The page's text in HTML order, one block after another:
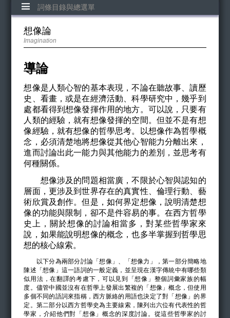
詞條目錄與總選單
想像論
Imagination
導論
想像是人類心智的基本表現，不論在聽故事、讀歷
史、看畫，或是在經濟活動、科學研究中，幾乎到
處都看得到想像發揮作用的地方。可以說，只要有
人類的經驗，就有想像發揮的空間。但並不是有想
像經驗，就有想像的哲學思考。以想像作為哲學概
念，必須清楚地將想像從其他心智能力分離出來，
進而討論出此一能力與其他能力的差別，並思考有
何種關係。
想像涉及的問題相當廣，不限於心智與認知的
層面，更涉及到世界存在的真實性、倫理行動、藝
術欣賞及創作。但是，如何界定想像，說明清楚想
像的功能與限制，卻不是件容易的事。在西方哲學
史上，關於想像的討論相當多，對某些哲學家來
說，如果能說明想像的概念，也多半掌握到哲學思
想的核心線索。
以下分為兩部分討論「想像」、「想像力」，第一部分簡略地
陳述「想像」這一語詞的一般定義，並呈現在漢字傳統中有哪些類
似用法，在翻譯的考慮下，可以見到「想像」整個詞彙家族的幅
度。儘管中國並沒有在哲學上發展出繁複的「想像」概念，但使用
多個不同的語詞來指稱，西方脈絡的用語也決定了對「想像」的界
定。第二部分以西方哲學史為主要線索，陳列出六位有代表性的哲
學家，介紹他們對「想像」概念的深度討論。從這些哲學家的討